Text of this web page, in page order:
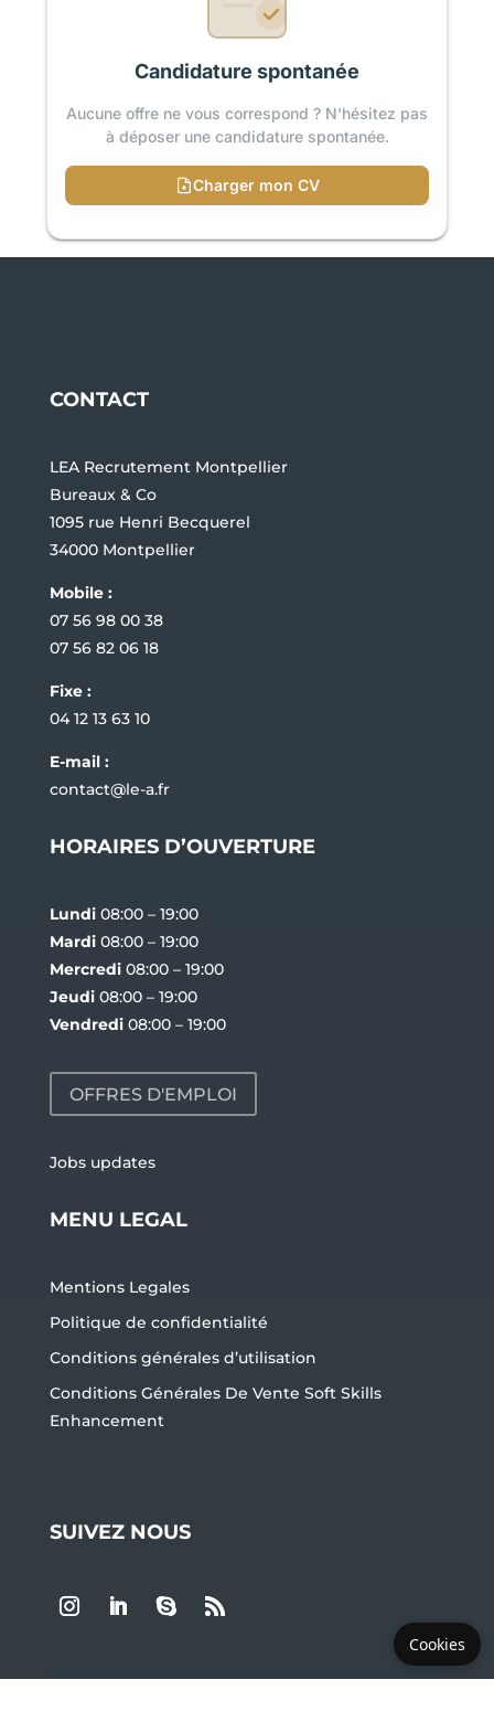
Candidature spontanée
Aucune offre ne vous correspond ? N'hésitez pas
à déposer une candidature spontanée.
Charger mon CV
CONTACT
LEA Recrutement Montpellier
Bureaux & Co
1095 rue Henri Becquerel
34000 Montpellier
Mobile :
07 56 98 00 38
07 56 82 06 18
Fixe :
04 12 13 63 10
E-mail :
contact@le-a.fr
HORAIRES D’OUVERTURE
Lundi08:00 – 19:00
Mardi08:00 – 19:00
Mercredi08:00 – 19:00
Jeudi08:00 – 19:00
Vendredi08:00 – 19:00
OFFRES D'EMPLOI
Jobs updates
MENU LEGAL
Mentions Legales
Politique de confidentialité
Conditions générales d’utilisation
Conditions Générales De Vente Soft Skills
Enhancement
SUIVEZ NOUS
Cookies